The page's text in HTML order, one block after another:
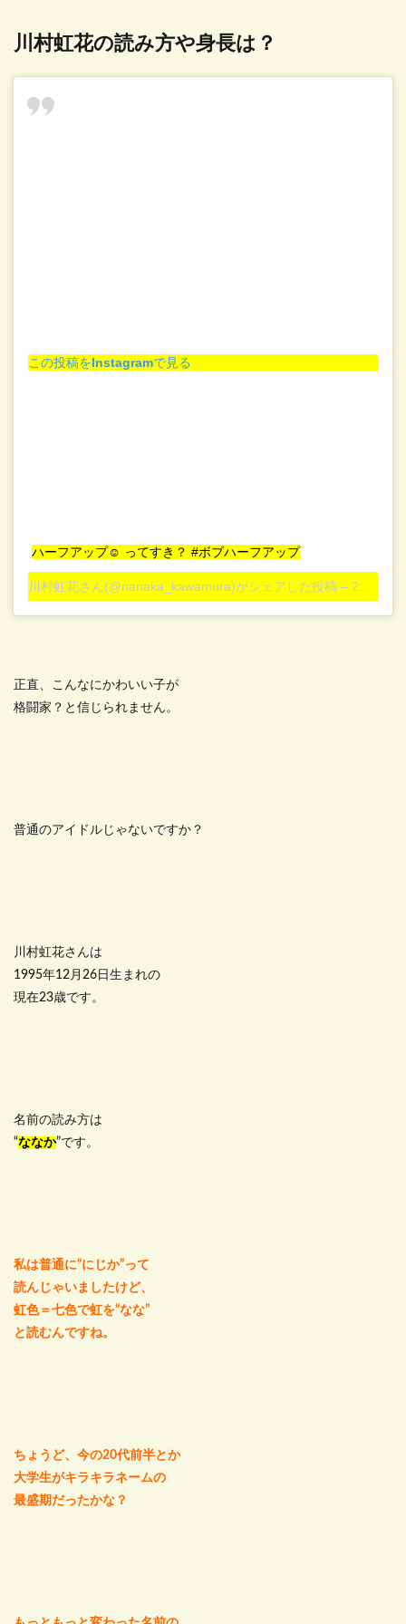
川村虹花の読み方や身長は？
この投稿をInstagramで見る
ハーフアップ☺︎ ってすき？ #ボブハーフアップ
川村虹花さん(@nanaka_kawamura)がシェアした投稿 – 2019年 7月月17日午前8時31分PDT
正直、こんなにかわいい子が
格闘家？と信じられません。
普通のアイドルじゃないですか？
川村虹花さんは
1995年12月26日生まれの
現在23歳です。
名前の読み方は
“ななか”です。
私は普通に“にじか”って
読んじゃいましたけど、
虹色＝七色で虹を“なな”
と読むんですね。
ちょうど、今の20代前半とか
大学生がキラキラネームの
最盛期だったかな？